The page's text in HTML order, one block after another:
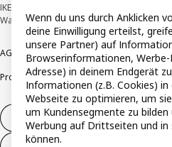
IKEA Deutschland GmbH & Co. KG - Am
Wallau © Inter IKEA Systems B.V. 1999-
AGB Barrierefreiheit Cookie-Richtlinie
Produktrückrufe Responsible Disclosure
Vertrag widerrufen
Wenn du uns durch Anklicken
deine Einwilligung erteilst,
unsere Partner) auf
Browserinformationen,
Adresse) in deinem Endgerät
Informationen (z.B. Cookies)
Webseite zu optimieren, um
um Kundensegmente zu
Werbung auf Drittseiten und in
können.